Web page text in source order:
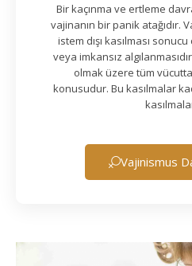
Bir kaçınma ve ertleme
vajinanın bir panik atağıdır.
istem dışı kasılması
veya imkansız
olmak üzere tüm
konusudur. Bu kasılmalar
Vajinismus